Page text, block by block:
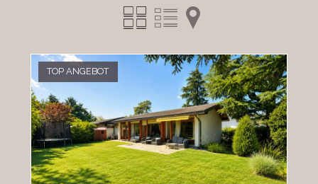
TOP ANGEBOT